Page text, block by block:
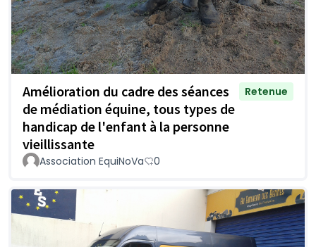
Amélioration du cadre des séances
de médiation équine, tous types de
handicap de l'enfant à la personne
vieillissante
Retenue
Association EquiNoVa 0